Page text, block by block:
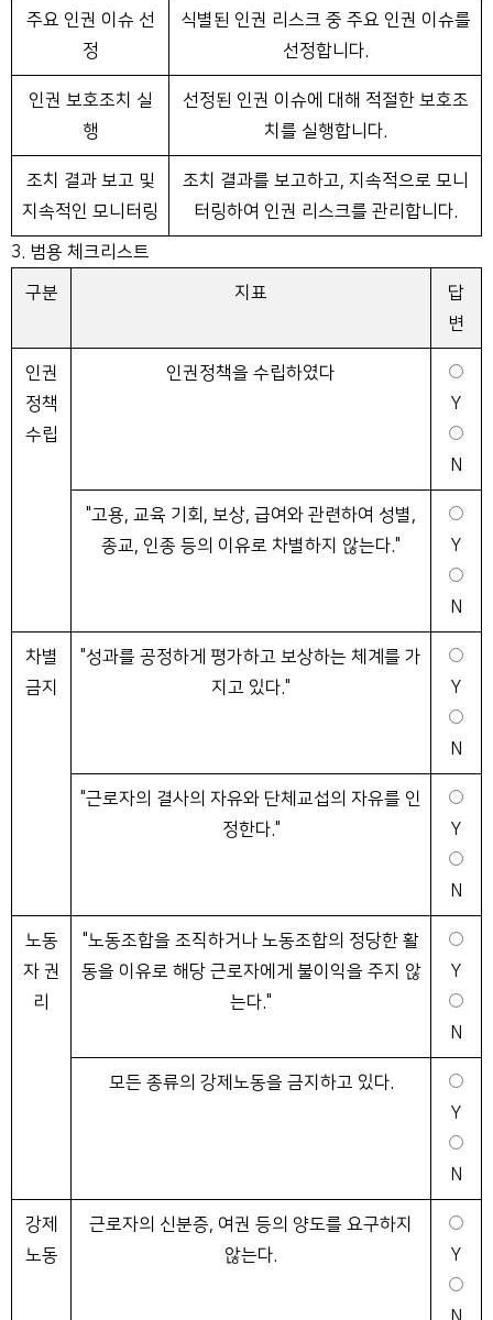
주요 인권 이슈 선
정
식별된 인권 리스크 중 주요 인권 이슈를
선정합니다.
인권 보호조치 실
행
선정된 인권 이슈에 대해 적절한 보호조
치를 실행합니다.
조치 결과 보고 및
지속적인 모니터링
조치 결과를 보고하고, 지속적으로 모니
터링하여 인권 리스크를 관리합니다.
3. 범용 체크리스트
구분 지표
답
변
인권
정책
수립
인권정책을 수립하였다
Y
N
"고용, 교육 기회, 보상, 급여와 관련하여 성별,
종교, 인종 등의 이유로 차별하지 않는다."
Y
N
차별
금지
"성과를 공정하게 평가하고 보상하는 체계를 가
지고 있다."
Y
N
"근로자의 결사의 자유와 단체교섭의 자유를 인
정한다."
Y
N
노동
자 권
리
"노동조합을 조직하거나 노동조합의 정당한 활
동을 이유로 해당 근로자에게 불이익을 주지 않
는다."
Y
N
모든 종류의 강제노동을 금지하고 있다.
Y
N
강제
노동
근로자의 신분증, 여권 등의 양도를 요구하지
않는다.
Y